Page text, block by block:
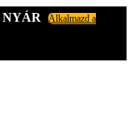
NYÁR
Alkalmazd a